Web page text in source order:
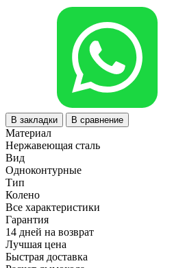
В закладки В сравнение
Материал
Нержавеющая сталь
Вид
Одноконтурные
Тип
Колено
Все характеристики
Гарантия
14 дней на возврат
Лучшая цена
Быстрая доставка